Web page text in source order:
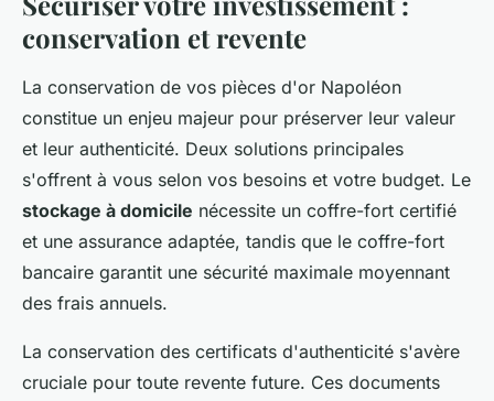
conservation et revente
La conservation de vos pièces d'or Napoléon
constitue un enjeu majeur pour préserver leur valeur
et leur authenticité. Deux solutions principales
s'offrent à vous selon vos besoins et votre budget. Le
stockage à domicile nécessite un coffre-fort certifié
et une assurance adaptée, tandis que le coffre-fort
bancaire garantit une sécurité maximale moyennant
des frais annuels.
La conservation des certificats d'authenticité s'avère
cruciale pour toute revente future. Ces documents